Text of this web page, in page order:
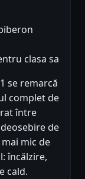
clasa sa
se remarcă
complet de
între
de
mic de
încălzire,
cald.